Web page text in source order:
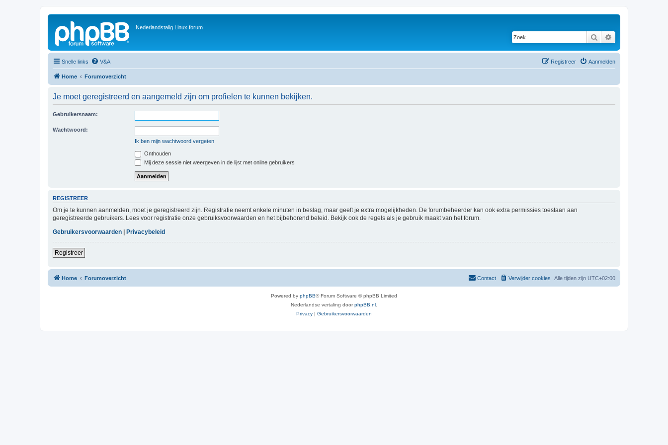
Nederlandstalig Linux forum
Zoek
Snelle links V&A Aanmelden
Registreer
Home Forumoverzicht
Je moet geregistreerd en aangemeld zijn om profielen te kunnen bekijken.
Gebruikersnaam:
Wachtwoord:
Ik ben mijn wachtwoord vergeten
Onthouden
Mij deze sessie niet weergeven in de lijst met online gebruikers
REGISTREER
Om je te kunnen aanmelden, moet je geregistreerd zijn. Registratie neemt enkele minuten in beslag, maar geeft je extra mogelijkheden. De forumbeheerder kan ook extra permissies toestaan aan
geregistreerde gebruikers. Lees voor registratie onze gebruiksvoorwaarden en het bijbehorend beleid. Bekijk ook de regels als je gebruik maakt van het forum.
Gebruikersvoorwaarden | Privacybeleid
Registreer
Home Forumoverzicht Alle tijden zijn UTC+02:00
Verwijder cookies
Contact
Powered by phpBB® Forum Software © phpBB Limited
Nederlandse vertaling doorphpBB.nl
Privacy | Gebruikersvoorwaarden